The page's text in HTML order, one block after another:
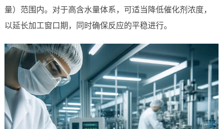
量）范围内。对于高含水量体系，可适当降低催化剂浓度，
以延长加工窗口期，同时确保反应的平稳进行。